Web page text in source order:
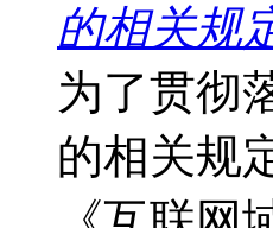
的相关规
为了贯彻
的相关规